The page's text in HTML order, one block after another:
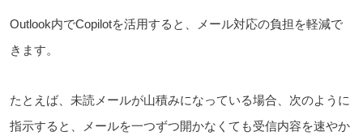
Outlook内でCopilotを活用すると、メール対応の負担を軽減で
きます。
たとえば、未読メールが山積みになっている場合、次のように
指示すると、メールを一つずつ開かなくても受信内容を速やか